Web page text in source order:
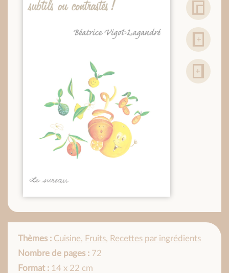
Thèmes : Cuisine, Fruits, Recettes par ingrédients
Nombre de pages : 72
Format : 14 x 22 cm